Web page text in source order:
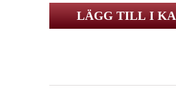
LÄGG TILL I